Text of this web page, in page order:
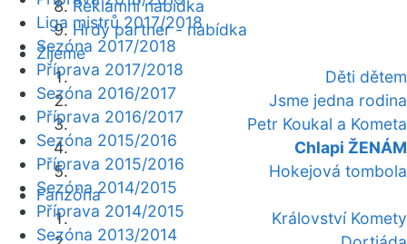
Reklamní nabídka
Hrdý partner - nabídka
Žijeme
Děti dětem
Jsme jedna rodina
Petr Koukal a Kometa
Chlapi ŽENÁM
Hokejová tombola
Fanzóna
Království Komety
Liga mistrů 2017/2018
Sezóna 2017/2018
Příprava 2017/2018
Sezóna 2016/2017
Příprava 2016/2017
Sezóna 2015/2016
Příprava 2015/2016
Sezóna 2014/2015
Příprava 2014/2015
Sezóna 2013/2014